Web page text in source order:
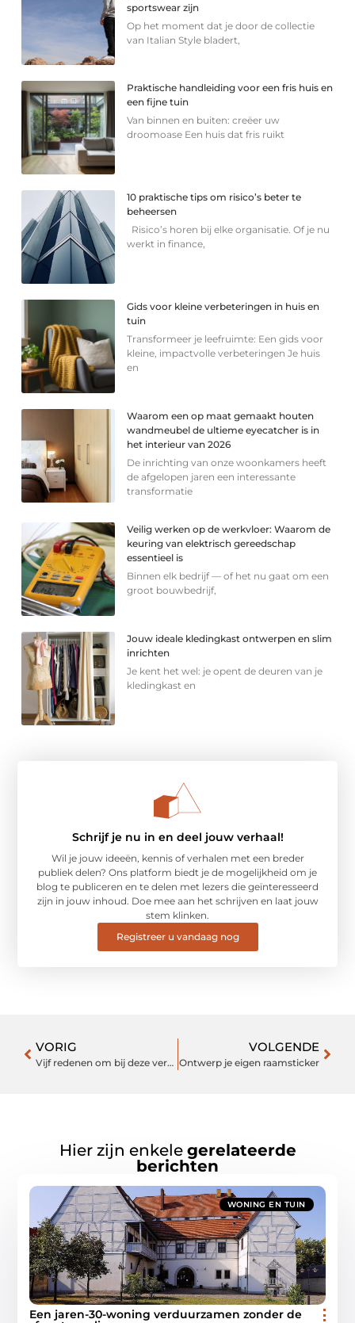
sportswear zijn
Op het moment dat je door de collectie
van Italian Style bladert,
Praktische handleiding voor een fris huis en
een fijne tuin
Van binnen en buiten: creëer uw
droomoase Een huis dat fris ruikt
10 praktische tips om risico’s beter te
beheersen
Risico’s horen bij elke organisatie. Of je nu
werkt in finance,
Gids voor kleine verbeteringen in huis en
tuin
Transformeer je leefruimte: Een gids voor
kleine, impactvolle verbeteringen Je huis
en
Waarom een op maat gemaakt houten
wandmeubel de ultieme eyecatcher is in
het interieur van 2026
De inrichting van onze woonkamers heeft
de afgelopen jaren een interessante
transformatie
Veilig werken op de werkvloer: Waarom de
keuring van elektrisch gereedschap
essentieel is
Binnen elk bedrijf — of het nu gaat om een
groot bouwbedrijf,
Jouw ideale kledingkast ontwerpen en slim
inrichten
Je kent het wel: je opent de deuren van je
kledingkast en
Schrijf je nu in en deel jouw verhaal!
Wil je jouw ideeën, kennis of verhalen met een breder
publiek delen? Ons platform biedt je de mogelijkheid om je
blog te publiceren en te delen met lezers die geïnteresseerd
zijn in jouw inhoud. Doe mee aan het schrijven en laat jouw
stem klinken.
Registreer u vandaag nog
VORIG
Vijf redenen om bij deze verhuur een hogedrukreiniger te huren
VOLGENDE
Ontwerp je eigen raamsticker
Hier zijn enkele gerelateerde
berichten
WONING EN TUIN
Een jaren-30-woning verduurzamen zonder de